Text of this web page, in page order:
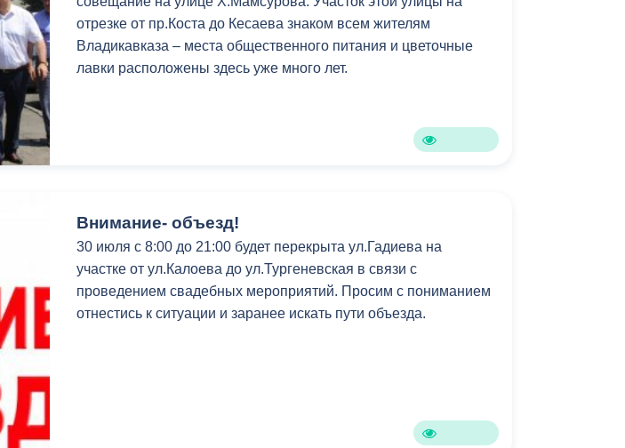
отрезке от пр.Коста до Кесаева знаком всем жителям
Владикавказа – места общественного питания и цветочные
лавки расположены здесь уже много лет.
Внимание- объезд!
30 июля с 8:00 до 21:00 будет перекрыта ул.Гадиева на
участке от ул.Калоева до ул.Тургеневская в связи с
проведением свадебных мероприятий. Просим с пониманием
отнестись к ситуации и заранее искать пути объезда.